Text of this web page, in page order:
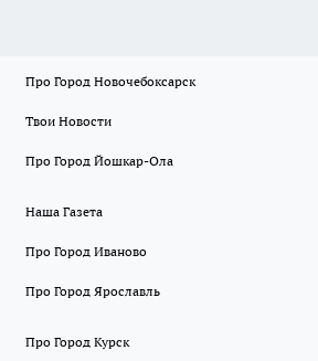
Про Город Новочебоксарск
Твои Новости
Про Город Йошкар-Ола
Наша Газета
Про Город Иваново
Про Город Ярославль
Про Город Курск